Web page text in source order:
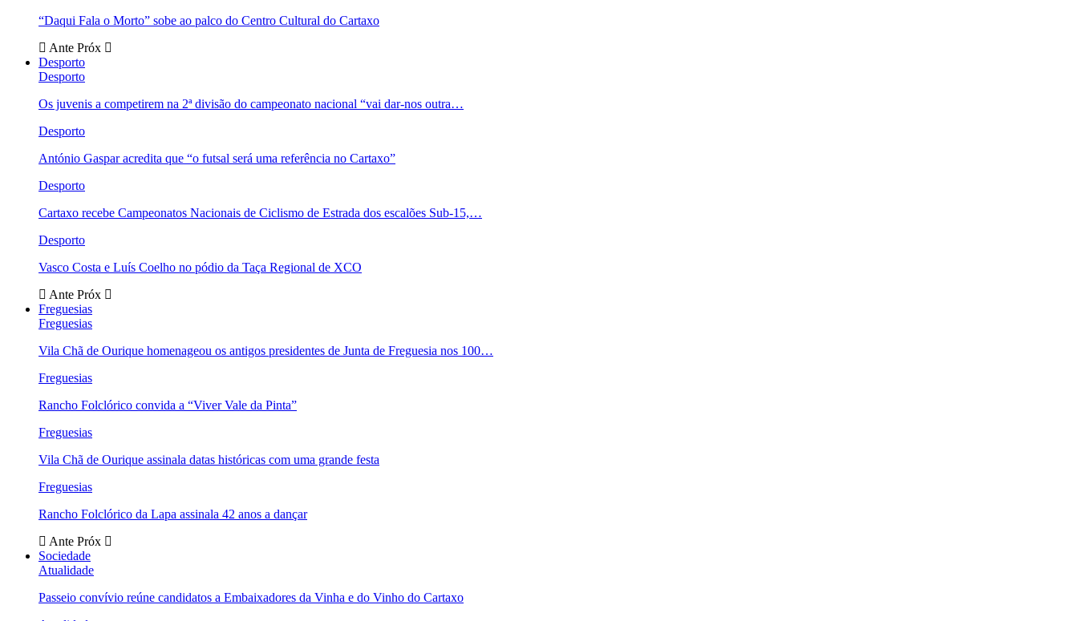
“Daqui Fala o Morto” sobe ao palco do Centro Cultural do Cartaxo
Ante Próx
Desporto
Desporto
Os juvenis a competirem na 2ª divisão do campeonato nacional “vai dar-nos outra…
Desporto
António Gaspar acredita que “o futsal será uma referência no Cartaxo”
Desporto
Cartaxo recebe Campeonatos Nacionais de Ciclismo de Estrada dos escalões Sub-15,…
Desporto
Vasco Costa e Luís Coelho no pódio da Taça Regional de XCO
Ante Próx
Freguesias
Freguesias
Vila Chã de Ourique homenageou os antigos presidentes de Junta de Freguesia nos 100…
Freguesias
Rancho Folclórico convida a “Viver Vale da Pinta”
Freguesias
Vila Chã de Ourique assinala datas históricas com uma grande festa
Freguesias
Rancho Folclórico da Lapa assinala 42 anos a dançar
Ante Próx
Sociedade
Atualidade
Passeio convívio reúne candidatos a Embaixadores da Vinha e do Vinho do Cartaxo